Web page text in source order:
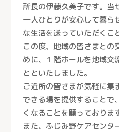
所長の伊藤久美子です。当
一人ひとりが安心して暮ら
な生活を送っていただくこ
この度、地域の皆さまとの
めに、１階ホールを地域交
とといたしました。
ご近所の皆さまが気軽に集
できる場を提供することで
くなることを願っておりま
また、ふじみ野ケアセンタ